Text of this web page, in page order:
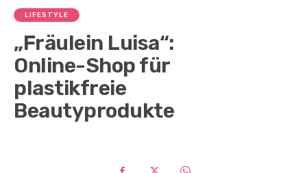
LIFESTYLE
„Fräulein Luisa“:
Online-Shop für
plastikfreie
Beautyprodukte